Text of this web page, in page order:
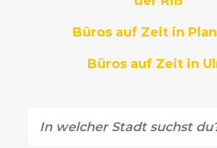
Büros auf Zeit in
Büros auf Zeit in